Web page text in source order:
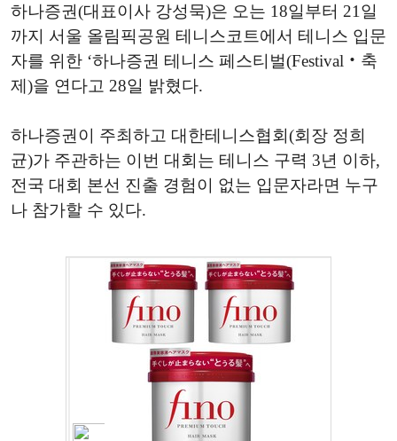
하나증권(대표이사 강성묵)은 오는 18일부터 21일
까지 서울 올림픽공원 테니스코트에서 테니스 입문
자를 위한 ‘하나증권 테니스 페스티벌(Festival‧축
제)을 연다고 28일 밝혔다.
하나증권이 주최하고 대한테니스협회(회장 정희
균)가 주관하는 이번 대회는 테니스 구력 3년 이하,
전국 대회 본선 진출 경험이 없는 입문자라면 누구
나 참가할 수 있다.